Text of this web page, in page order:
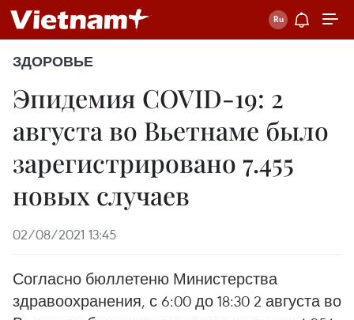
ЗДОРОВЬЕ
Эпидемия COVID-19: 2
августа во Вьетнаме было
зарегистрировано 7.455
новых случаев
02/08/2021 13:45
Согласно бюллетеню Министерства
здравоохранения, с 6:00 до 18:30 2 августа во